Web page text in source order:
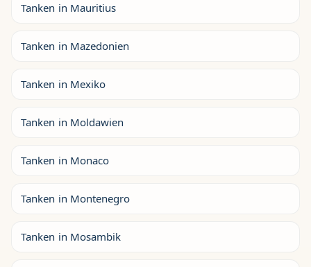
Tanken in Mauritius
Tanken in Mazedonien
Tanken in Mexiko
Tanken in Moldawien
Tanken in Monaco
Tanken in Montenegro
Tanken in Mosambik